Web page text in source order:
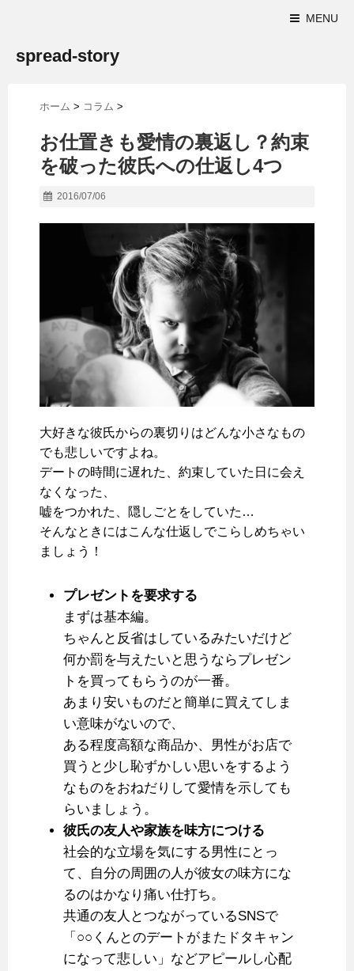
MENU
spread-story
ホーム > コラム >
お仕置きも愛情の裏返し？約束
を破った彼氏への仕返し4つ
2016/07/06
大好きな彼氏からの裏切りはどんな小さなもの
でも悲しいですよね。
デートの時間に遅れた、約束していた日に会え
なくなった、
嘘をつかれた、隠しごとをしていた…
そんなときにはこんな仕返しでこらしめちゃい
ましょう！
プレゼントを要求する
まずは基本編。
ちゃんと反省はしているみたいだけど
何か罰を与えたいと思うならプレゼン
トを買ってもらうのが一番。
あまり安いものだと簡単に買えてしま
い意味がないので、
ある程度高額な商品か、男性がお店で
買うと少し恥ずかしい思いをするよう
なものをおねだりして愛情を示しても
らいましょう。
彼氏の友人や家族を味方につける
社会的な立場を気にする男性にとっ
て、自分の周囲の人が彼女の味方にな
るのはかなり痛い仕打ち。
共通の友人とつながっているSNSで
「○○くんとのデートがまたドタキャン
になって悲しい」などアピールし心配